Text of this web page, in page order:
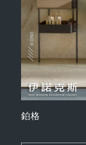
鉑格